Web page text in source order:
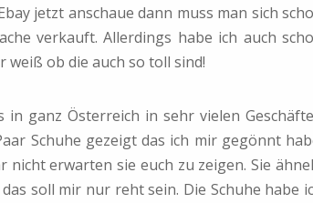
jetzt anschaue dann muss man sich
verkauft. Allerdings habe ich auch
weiß ob die auch so toll sind!
in ganz Österreich in sehr vielen
Schuhe gezeigt das ich mir gegönnt
erwarten sie euch zu zeigen. Sie
soll mir nur reht sein. Die Schuhe habe